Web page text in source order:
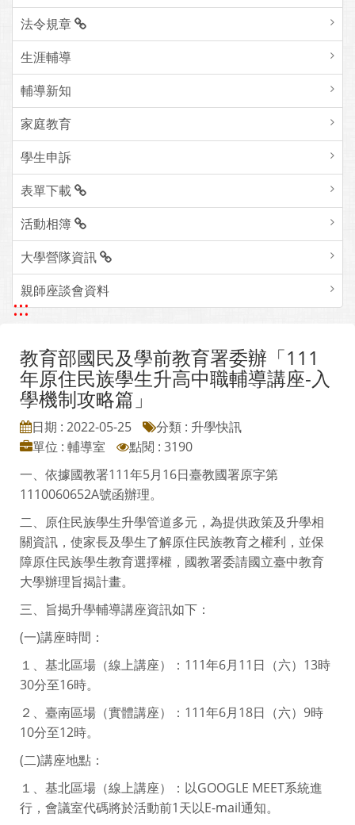
法令規章
生涯輔導
輔導新知
家庭教育
學生申訴
表單下載
活動相簿
大學營隊資訊
親師座談會資料
:::
教育部國民及學前教育署委辦「111
年原住民族學生升高中職輔導講座-入
學機制攻略篇」
日期 : 2022-05-25
分類 : 升學快訊
單位 : 輔導室
點閱 : 3190
一、依據國教署111年5月16日臺教國署原字第
1110060652A號函辦理。
二、原住民族學生升學管道多元，為提供政策及升學相
關資訊，使家長及學生了解原住民族教育之權利，並保
障原住民族學生教育選擇權，國教署委請國立臺中教育
大學辦理旨揭計畫。
三、旨揭升學輔導講座資訊如下：
(一)講座時間：
１、基北區場（線上講座）：111年6月11日（六）13時
30分至16時。
２、臺南區場（實體講座）：111年6月18日（六）9時
10分至12時。
(二)講座地點：
１、基北區場（線上講座）：以GOOGLE MEET系統進
行，會議室代碼將於活動前1天以E-mail通知。